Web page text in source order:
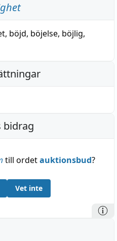
, böjd, böjelse, böjlig,
bidrag
till ordetauktionsbud?
Vet inte